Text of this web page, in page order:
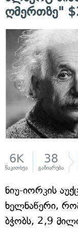
ღმერთზე"
6K
წაკითხვა
38
გაზიარება
ნიუ-იორკის
ხელნაწერი,
ბჭობს, 2,9